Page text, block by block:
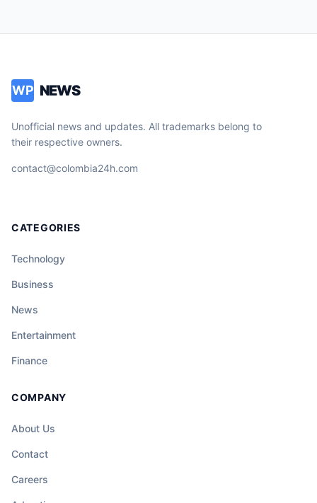
WP NEWS
Unofficial news and updates. All trademarks belong to
their respective owners.
contact@colombia24h.com
CATEGORIES
Technology
Business
News
Entertainment
Finance
COMPANY
About Us
Contact
Careers